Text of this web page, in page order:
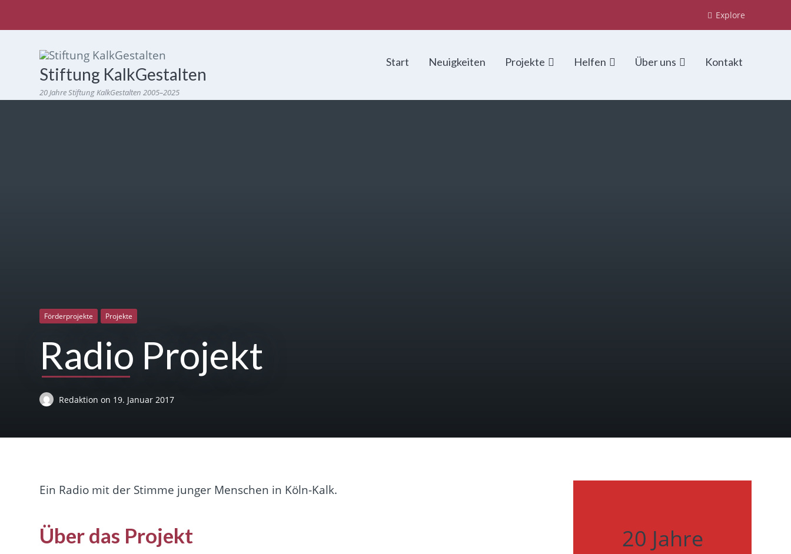
Explore
Stiftung KalkGestalten
20 Jahre Stiftung KalkGestalten 2005–2025
Start Neuigkeiten Projekte Helfen Über uns Kontakt
Förderprojekte Projekte
Radio Projekt
Redaktionon 19. Januar 2017
Ein Radio mit der Stimme junger Menschen in Köln-Kalk.
Über das Projekt
20 Jahre